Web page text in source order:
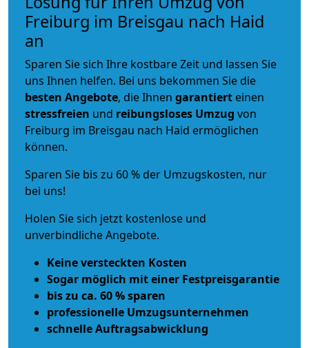
Freiburg im Breisgau nach Haid
an
Sparen Sie sich Ihre kostbare Zeit und lassen Sie
uns Ihnen helfen. Bei uns bekommen Sie die
besten Angebote, die Ihnen garantiert einen
stressfreien und reibungsloses Umzug von
Freiburg im Breisgau nach Haid ermöglichen
können.
Sparen Sie bis zu 60 % der Umzugskosten, nur
bei uns!
Holen Sie sich jetzt kostenlose und
unverbindliche Angebote.
Keine versteckten Kosten
Sogar möglich mit einer Festpreisgarantie
bis zu ca. 60 % sparen
professionelle Umzugsunternehmen
schnelle Auftragsabwicklung